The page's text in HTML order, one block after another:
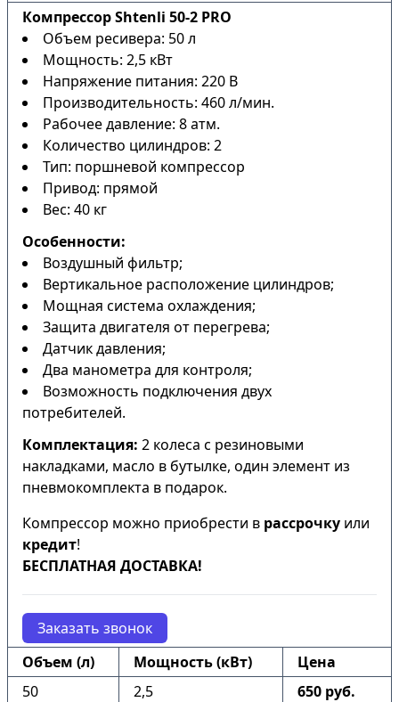
Компрессор Shtenli 50-2 PRO
Объем ресивера: 50 л
Мощность: 2,5 кВт
Напряжение питания: 220 В
Производительность: 460 л/мин.
Рабочее давление: 8 атм.
Количество цилиндров: 2
Тип: поршневой компрессор
Привод: прямой
Вес: 40 кг
Особенности:
Воздушный фильтр;
Вертикальное расположение цилиндров;
Мощная система охлаждения;
Защита двигателя от перегрева;
Датчик давления;
Два манометра для контроля;
Возможность подключения двух
потребителей.
Комплектация: 2 колеса с резиновыми
накладками, масло в бутылке, один элемент из
пневмокомплекта в подарок.
Компрессор можно приобрести в рассрочку или
кредит!
БЕСПЛАТНАЯ ДОСТАВКА!
Заказать звонок
Объем (л)
Мощность (кВт)
Цена
50
2,5 650 руб.